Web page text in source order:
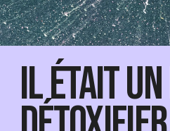
Il était un